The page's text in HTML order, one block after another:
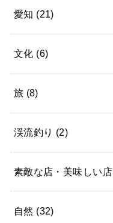
愛知 (21)
文化 (6)
旅 (8)
渓流釣り (2)
素敵な店・美味しい店
自然 (32)